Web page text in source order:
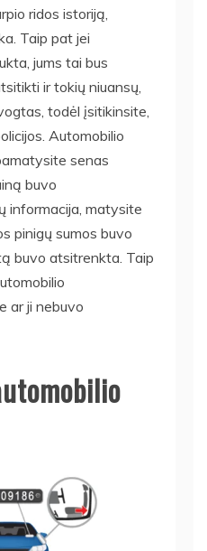
ridos istoriją,
Taip pat jei
jums tai bus
ir tokių niuansų,
todėl įsitikinsite,
Automobilio
senas
buvo
informacija, matysite
pinigų sumos buvo
buvo atsitrenkta. Taip
ar ji nebuvo